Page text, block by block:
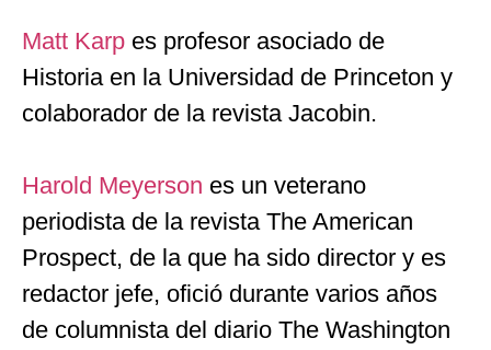
Matt Karp es profesor asociado de
Historia en la Universidad de Princeton y
colaborador de la revista Jacobin.
Harold Meyerson es un veterano
periodista de la revista The American
Prospect, de la que ha sido director y es
redactor jefe, ofició durante varios años
de columnista del diario The Washington